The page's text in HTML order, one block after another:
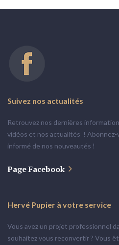
Suivez nos actualités
Retrouvez nos dernières
vidéos et nos actualités !
informé de nos nouveautés !
Page Facebook
Hervé Pupier à votre service
Vous avez un projet professionnel
souhaitez vous reconvertir ? Vous